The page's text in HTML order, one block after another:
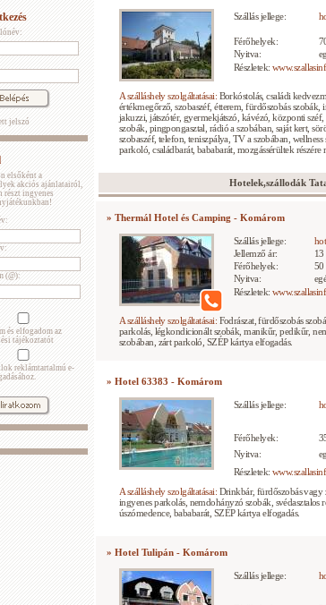
jelszó
elsőként a
akciós ajánlatairól,
részt ingyenes
(@):
és elfogadom az
tájékoztatót
reklámtartalmú e-
Szállás jellege:
Férőhelyek:
Nyitva:
Részletek:
A szálláshely szolgáltatásai: Borkóstolás, családi
értékmegőrző, szobaszéf, étterem, fürdőszobás szobák,
jakuzzi, játszótér, gyermekjátszó, kávézó, központi
szobák, pingpongasztal, rádió a szobában, saját kert,
szobaszéf, telefon, teniszpálya, TV a szobában,
parkoló, családbarát, bababarát, mozgássérültek részére
Hotelek,szállodák
» Thermál Hotel és Camping - Komárom
Szállás jellege:
Jellemző ár:
13
Férőhelyek:
50
Nyitva:
Részletek:
A szálláshely szolgáltatásai: Fodrászat, fürdőszobás
parkolás, légkondicionált szobák, manikűr, pedikűr,
szobában, zárt parkoló, SZÉP kártya elfogadás.
» Hotel 63383 - Komárom
Szállás jellege:
Férőhelyek:
Nyitva:
Részletek:
A szálláshely szolgáltatásai: Drinkbár, fürdőszobás vagy
ingyenes parkolás, nemdohányzó szobák, svédasztalos
úszómedence, bababarát, SZÉP kártya elfogadás.
» Hotel Tulipán - Komárom
Szállás jellege: